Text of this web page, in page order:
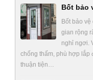
Bốt bảo
Bốt bảo
gian rộng
nghỉ ngơi.
chống thấm, phù hợp lắp
thuận tiện…